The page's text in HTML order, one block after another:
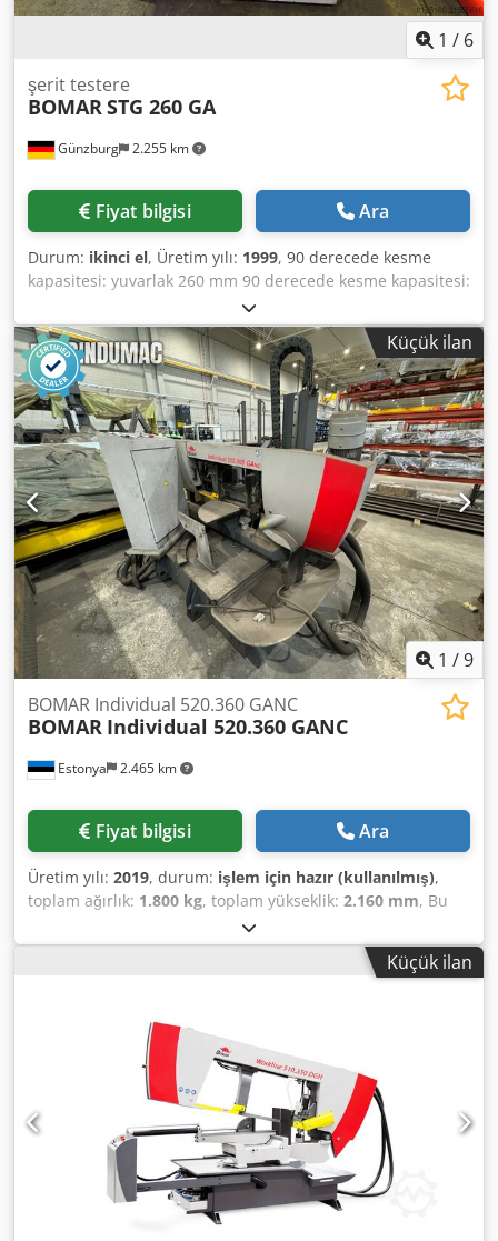
1 / 6
Günzburg 2.255 km
şerit testere
BOMARSTG 260 GA
Fiyat bilgisi Ara
Durum: ikinci el, Üretim yılı: 1999, 90 derecede kesme
kapasitesi: yuvarlak 260 mm 90 derecede kesme kapasitesi:
kare 260 x 260 mm 90 derecede kesme kapasitesi: düz 400
x 260 mm Dkjdpfeyv Npmox Agtor Sağda 45 derecede
kesme kapasitesi: yuvarlak 250 mm Sağda 45 derecede
kesme kapasitesi: kare 240 x 240 mm Sağda 45 derecede
kesme kapasitesi: düz 240 x 260 mm Solda 45 derecede
kesme kapasitesi: yuvarlak 250 mm Solda 45 derecede
kesme kapasitesi: kare 250 x 250 mm Solda 45 derecede
kesme kapasitesi: düz 290 x 250 mm 60 derecede kesme
kapasitesi: yuvarlak 160 mm 60 derecede kesme kapasitesi:
kare 160 x 160 mm 60 derecede kesme kapasitesi: düz 110
x 260 mm Solda 60 derecede kesme kapasitesi: yuvarlak
190 mm Solda 60 derecede kesme kapasitesi: kare 190 x
190 mm Solda 60 derecede kesme kapasitesi: düz 210 x
190 mm Alan ihtiyacı yaklaşık 1700x2000x1600 mm Makine
ağırlığı yaklaşık 960 kg
Küçük ilan
1 /9
Estonya 2.465 km
BOMAR Individual 520.360 GANC
BOMAR Individual 520.360 GANC
Fiyat bilgisi Ara
Üretim yılı: 2019, durum: işlem için hazır (kullanılmış),
toplam ağırlık: 1.800 kg, toplam yükseklik: 2.160 mm, Bu
BOMAR Individual 520.360 GANC 2019 yılında üretilmiştir.
0° - 60° gönye kesme aralığına sahip otomatik bir çalışma
moduna sahiptir. Testere bandı 20 - 120 m/dak arasında
uygundur. Metal kesme yeteneklerini geliştirmek isteyenler
için idealdir. Bu makine hakkında daha fazla bilgi için
bizimle iletişime geçin. Ek bilgi • Çalışma modu: Otomatik •
Gönye kesme aralığı: 0° - 60° • Sürücü: 3 kW, 3x400V, 50 Hz
• Testere bandı boyutu: 4780 x 34 x 1,1 mm • Malzeme
yükleme yüksekliği: 770 mm • En kısa dinlenme uzunluğu:
220 mm • Bir yukarı strok: 750 mm • Maksimum malzeme
ağırlığı: 2500 kg Dkodpfxjx D Iwpo Agtsr • Testere bandı
hızı: 20 - 120 m/dak • Bağlantısı kesilmiş, şu anda
çalıştırılamıyor, ancak fabrikanın taşınmasından önce
Küçük ilan